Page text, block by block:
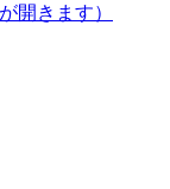
開きます）